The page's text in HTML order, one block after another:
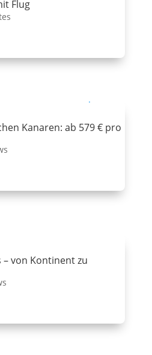
Flug
Kanaren: ab 579 € pro
– von Kontinent zu